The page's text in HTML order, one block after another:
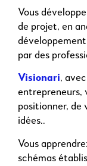
Vous
de projet, en
par des
Visionari,
entrepreneurs,
positionner, de
idées..
Vous
schémas